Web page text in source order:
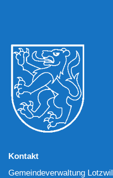
Kontakt
Gemeindeverwaltung Lotzwil